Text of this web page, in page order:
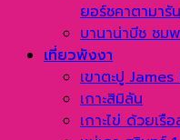
ยอร์ชคาตามารัน
บานาน่าบีช ชม
เที่ยวพังงา
เขาตะปู
เกาะสิมิลัน
เกาะไข่ ด้วยเรื